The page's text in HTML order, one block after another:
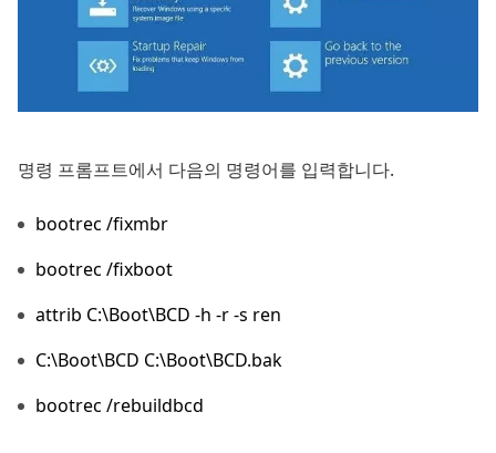
명령 프롬프트에서 다음의 명령어를 입력합니다.
bootrec /fixmbr
bootrec /fixboot
attrib C:\Boot\BCD -h -r -s ren
C:\Boot\BCD C:\Boot\BCD.bak
bootrec /rebuildbcd